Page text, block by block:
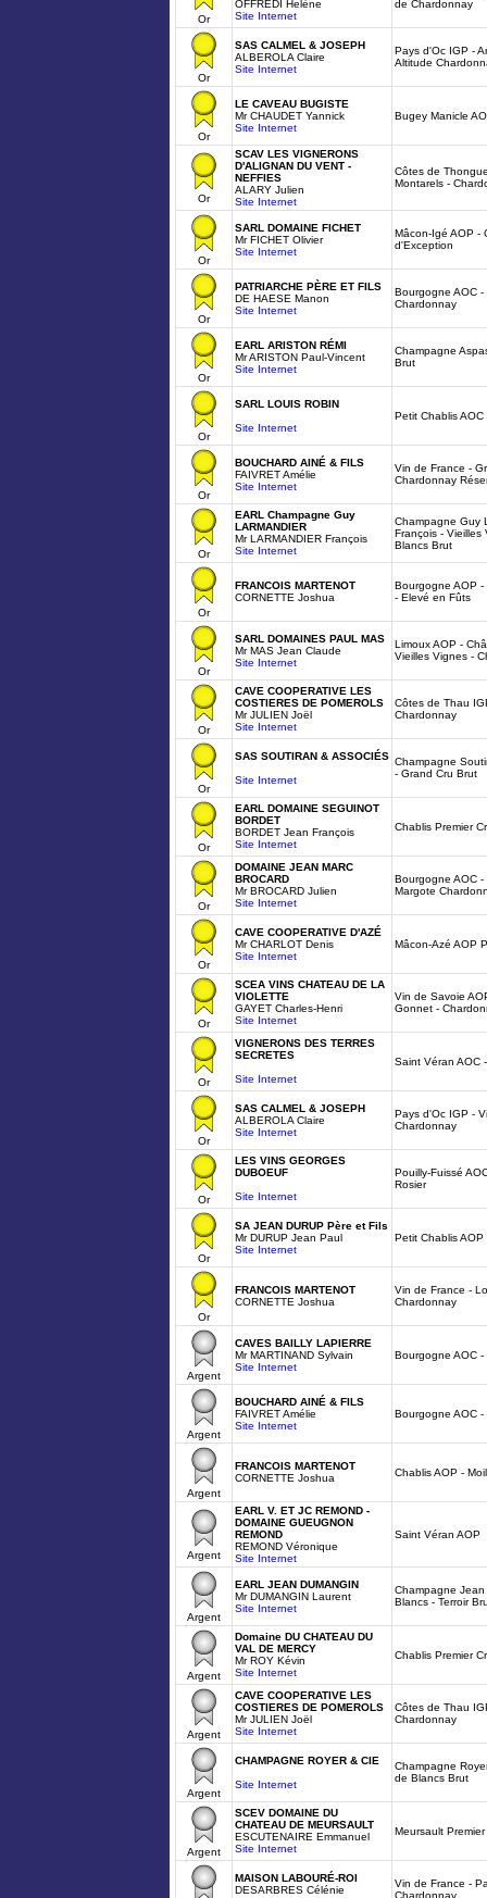
Or
OFFREDI Helène
Site Internet
de Chardonnay
Or
SAS CALMEL & JOSEPH
ALBEROLA Claire
Site Internet
Pays d'Oc IGP -
Altitude
Or
LE CAVEAU BUGISTE
Mr CHAUDET Yannick
Site Internet
Bugey Manicle
Or
SCAV LES VIGNERONS
D'ALIGNAN DU VENT -
NEFFIES
ALARY Julien
Site Internet
Côtes de
Montarels -
Or
SARL DOMAINE FICHET
Mr FICHET Olivier
Site Internet
Mâcon-Igé AOP -
d'Exception
Or
PATRIARCHE PÈRE ET FILS
DE HAESE Manon
Site Internet
Bourgogne AOC -
Chardonnay
Or
EARL ARISTON RÉMI
Mr ARISTON Paul-Vincent
Site Internet
Champagne
Brut
Or
SARL LOUIS ROBIN
Site Internet
Petit Chablis AOC
Or
BOUCHARD AINÉ & FILS
FAIVRET Amélie
Site Internet
Vin de France -
Chardonnay
Or
EARL Champagne Guy
LARMANDIER
Mr LARMANDIER François
Site Internet
Champagne Guy
François - Vieilles
Blancs Brut
Or
FRANCOIS MARTENOT
CORNETTE Joshua
Bourgogne AOP -
- Elevé en Fûts
Or
SARL DOMAINES PAUL MAS
Mr MAS Jean Claude
Site Internet
Limoux AOP -
Vieilles Vignes -
Or
CAVE COOPERATIVE LES
COSTIERES DE POMEROLS
Mr JULIEN Joël
Site Internet
Côtes de Thau
Chardonnay
Or
SAS SOUTIRAN & ASSOCIÉS
Site Internet
Champagne
- Grand Cru Brut
Or
EARL DOMAINE SEGUINOT
BORDET
BORDET Jean François
Site Internet
Chablis Premier
Or
DOMAINE JEAN MARC
BROCARD
Mr BROCARD Julien
Site Internet
Bourgogne AOC -
Margote
Or
CAVE COOPERATIVE D'AZÉ
Mr CHARLOT Denis
Site Internet
Mâcon-Azé AOP
Or
SCEA VINS CHATEAU DE LA
VIOLETTE
GAYET Charles-Henri
Site Internet
Vin de Savoie
Gonnet -
Or
VIGNERONS DES TERRES
SECRETES
Site Internet
Saint Véran AOC
Or
SAS CALMEL & JOSEPH
ALBEROLA Claire
Site Internet
Pays d'Oc IGP -
Chardonnay
Or
LES VINS GEORGES
DUBOEUF
Site Internet
Pouilly-Fuissé
Rosier
Or
SA JEAN DURUP Père et Fils
Mr DURUP Jean Paul
Site Internet
Petit Chablis AOP
Or
FRANCOIS MARTENOT
CORNETTE Joshua
Vin de France -
Chardonnay
Argent
CAVES BAILLY LAPIERRE
Mr MARTINAND Sylvain
Site Internet
Bourgogne AOC
Argent
BOUCHARD AINÉ & FILS
FAIVRET Amélie
Site Internet
Bourgogne AOC
Argent
FRANCOIS MARTENOT
CORNETTE Joshua
Chablis AOP -
Argent
EARL V. ET JC REMOND -
DOMAINE GUEUGNON
REMOND
REMOND Véronique
Site Internet
Saint Véran AOP
Argent
EARL JEAN DUMANGIN
Mr DUMANGIN Laurent
Site Internet
Champagne
Blancs - Terroir
Argent
Domaine DU CHATEAU DU
VAL DE MERCY
Mr ROY Kévin
Site Internet
Chablis Premier
Argent
CAVE COOPERATIVE LES
COSTIERES DE POMEROLS
Mr JULIEN Joël
Site Internet
Côtes de Thau
Chardonnay
Argent
CHAMPAGNE ROYER & CIE
Site Internet
Champagne
de Blancs Brut
Argent
SCEV DOMAINE DU
CHATEAU DE MEURSAULT
ESCUTENAIRE Emmanuel
Site Internet
Meursault
MAISON LABOURÉ-ROI
DESARBRES Célénie
Vin de France -
Chardonnay